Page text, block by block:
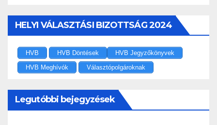
HELYI VÁLASZTÁSI BIZOTTSÁG 2024
HVB HVB Döntések
HVB Jegyzőkönyvek
HVB Meghívók
Választópolgároknak
Legutóbbi bejegyzések